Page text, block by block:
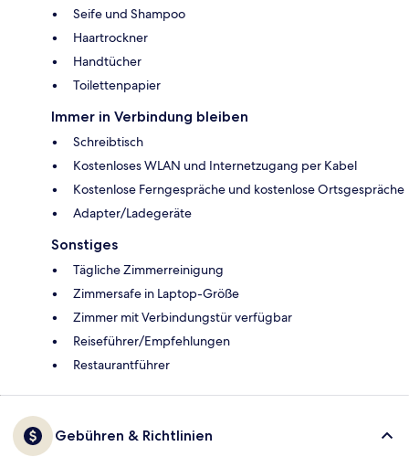
Seife und Shampoo
Haartrockner
Handtücher
Toilettenpapier
Immer in Verbindung bleiben
Schreibtisch
Kostenloses WLAN und Internetzugang per Kabel
Kostenlose Ferngespräche und kostenlose Ortsgespräche
Adapter/Ladegeräte
Sonstiges
Tägliche Zimmerreinigung
Zimmersafe in Laptop-Größe
Zimmer mit Verbindungstür verfügbar
Reiseführer/Empfehlungen
Restaurantführer
Gebühren & Richtlinien